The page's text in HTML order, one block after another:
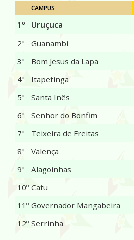
CAMPUS
1º Uruçuca
2º Guanambi
3º
Bom Jesus da Lapa
4º
Itapetinga
5º
Santa Inês
6º
Senhor do Bonfim
7º
Teixeira de Freitas
8º
Valença
9º
Alagoinhas
10º Catu
11º Governador Mangabeira
12º Serrinha